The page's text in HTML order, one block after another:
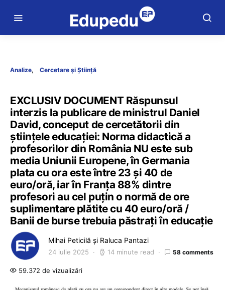
Analize Cercetare și Știință
EXCLUSIV DOCUMENT Răspunsul
interzis la publicare de ministrul Daniel
David, conceput de cercetătorii din
științele educației: Norma didactică a
profesorilor din România NU este sub
media Uniunii Europene, în Germania
plata cu ora este între 23 și 40 de
euro/oră, iar în Franța 88% dintre
profesori au cel puțin o normă de ore
suplimentare plătite cu 40 euro/oră /
Banii de burse trebuia păstrați în educație
Mihai Peticilă și Raluca Pantazi
24 iulie 2025 14 minute read 58 comments
59.372 de vizualizări